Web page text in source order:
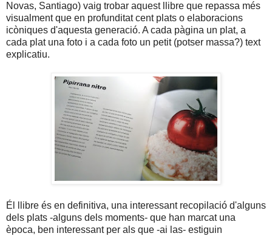
Novas, Santiago) vaig trobar aquest llibre que repassa més
visualment que en profunditat cent plats o elaboracions
icòniques d'aquesta generació. A cada pàgina un plat, a
cada plat una foto i a cada foto un petit (potser massa?) text
explicatiu.
Él llibre és en definitiva, una interessant recopilació d'alguns
dels plats -alguns dels moments- que han marcat una
època, ben interessant per als que -ai las- estiguin